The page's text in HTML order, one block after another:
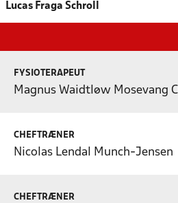
Lucas Fraga Schroll
FYSIOTERAPEUT
Magnus Waidtløw Mosevang
CHEFTRÆNER
Nicolas Lendal Munch-Jensen
CHEFTRÆNER